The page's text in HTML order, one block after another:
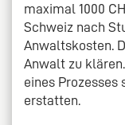
maximal 1000
Schweiz nach
Anwaltskosten.
Anwalt zu
eines Prozesses
erstatten.